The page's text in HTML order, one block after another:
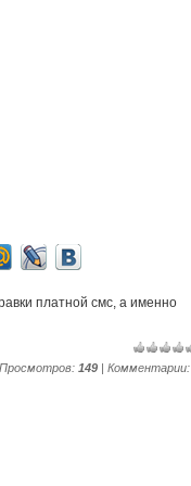
платной смс, а именно
Просмотров: 149 |